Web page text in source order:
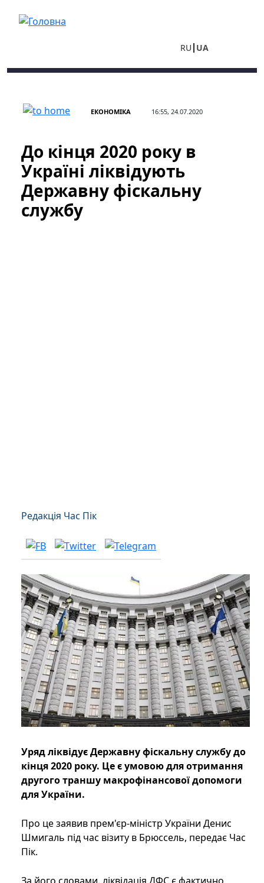
RU UA
ЕКОНОМІКА 16:55, 24.07.2020
До кінця 2020 року в
Україні ліквідують
Державну фіскальну
службу
Редакція Час Пік
Уряд ліквідує Державну фіскальну службу до
кінця 2020 року. Це є умовою для отримання
другого траншу макрофінансової допомоги
для України.
Про це заявив прем'єр-міністр України Денис
Шмигаль під час візиту в Брюссель, передає Час
Пік.